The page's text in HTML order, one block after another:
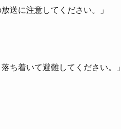
送に注意してください。」
ち着いて避難してください。」